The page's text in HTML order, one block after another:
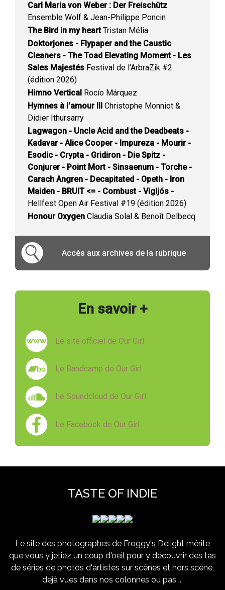
Carl Maria von Weber : Der Freischütz
Ensemble Wolf & Jean-Philippe Poncin
The Bird in my heartTristan Mélia
Doktorjones - Flypaper and the Caustic
Cleaners - The Toad Elevating Moment - Les
Sales Majestés Festival de l'ArbraZik #2
(édition 2026)
Himno Vertical Rocío Márquez
Hymnes à l'amour III Christophe Monniot &
Didier Ithursarry
Lagwagon - Uncle Acid and the Deadbeats -
Kadavar - Alice Cooper - Impureza - Mourir -
Esodic - Crypta - Gridiron - Die Spitz -
Conjurer - Point Mort - Sinsaenum - Torche -
Carach Angren - Decapitated - Opeth - Iron
Maiden - BRUIT <= - Combust - Vigljós -
Hellfest Open Air Festival #19 (édition 2026)
Honour Oxygen Claudia Solal & Benoît Delbecq
Accès aux archives de la rubrique
En savoir +
Le site officiel de Our Girl
Le Bandcamp de Our Girl
Le Soundcloud de Our Girl
Le Facebook de Our Girl
TASTE OF INDIE
Le site des photographes de Froggy's Delight mérite
que vous y jetiez un coup d'oeil pour y découvrir des tas
de séries de photos d'artistes sur scènes et hors scène,
déjà vues dans nos colonnes ou pas ...